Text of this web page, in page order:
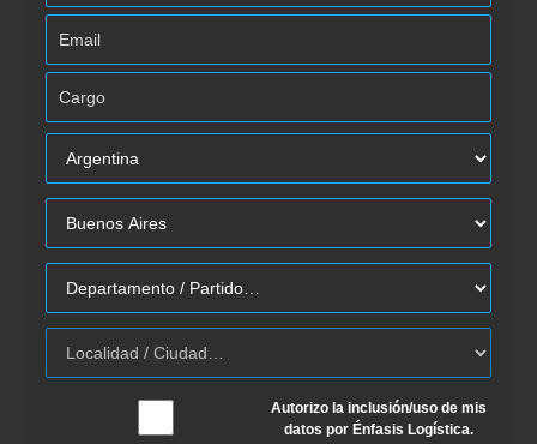
Autorizo la inclusión/uso de mis
datos por Énfasis Logística.